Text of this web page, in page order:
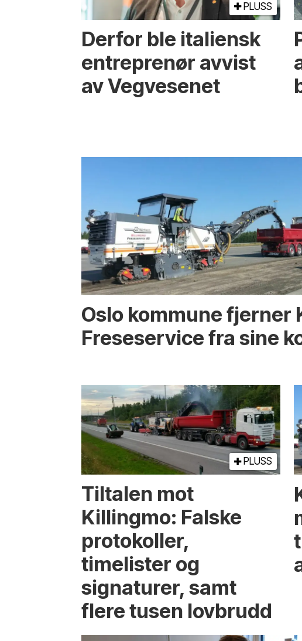
PLUSS
Derfor ble italiensk
entreprenør avvist
av Vegvesenet
Oslo kommune fjerner
Freseservice fra sine
PLUSS
Tiltalen mot
Killingmo: Falske
protokoller,
timelister og
signaturer, samt
flere tusen lovbrudd